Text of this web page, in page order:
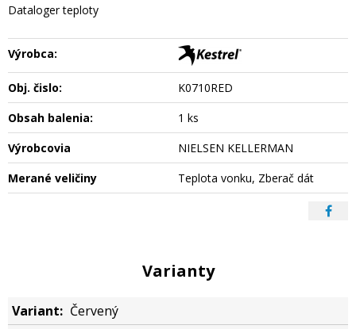
Dataloger teploty
Výrobca:
Obj. čislo:
K0710RED
Obsah balenia:
1 ks
Výrobcovia
NIELSEN KELLERMAN
Merané veličiny
Teplota vonku, Zberač dát
Varianty
Červený